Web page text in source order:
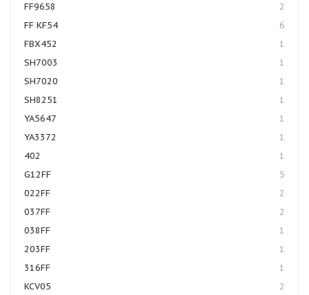
FF9658
2
FF KF54
6
FBX452
1
SH7003
1
SH7020
1
SH8251
1
YA5647
1
YA3372
1
402
1
G12FF
5
022FF
2
037FF
2
038FF
1
203FF
1
316FF
1
KCV05
2